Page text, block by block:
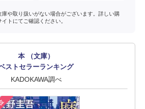
や取り扱いがない場合がございます。詳しい購
トにてご確認ください。
本 （文庫）
ストセラーランキング
KADOKAWA調べ